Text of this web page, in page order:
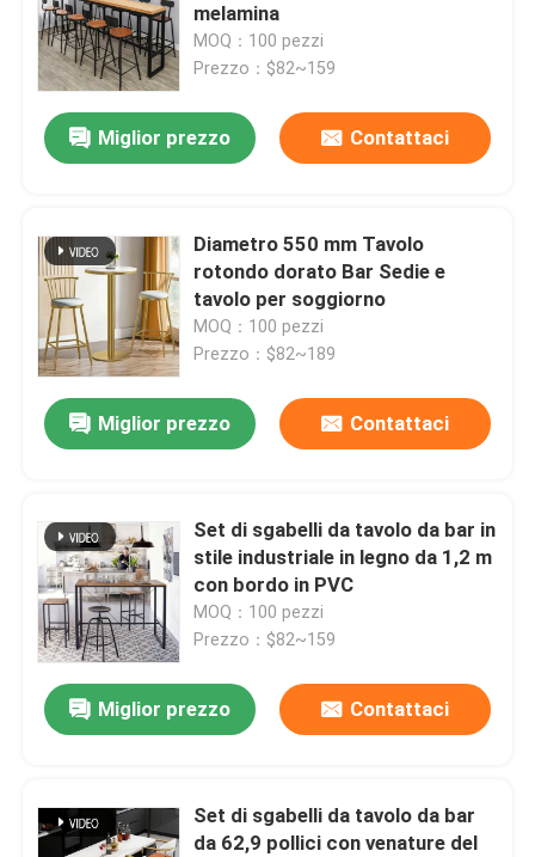
Casa.
melamina
MOQ：100 pezzi
Prezzo：$82~159
Miglior prezzo Contattaci
Diametro 550 mm Tavolo
rotondo dorato Bar Sedie e
tavolo per soggiorno
MOQ：100 pezzi
Prezzo：$82~189
Miglior prezzo Contattaci
Set di sgabelli da tavolo da bar in
stile industriale in legno da 1,2 m
con bordo in PVC
MOQ：100 pezzi
Prezzo：$82~159
Miglior prezzo Contattaci
Set di sgabelli da tavolo da bar
da 62,9 pollici con venature del